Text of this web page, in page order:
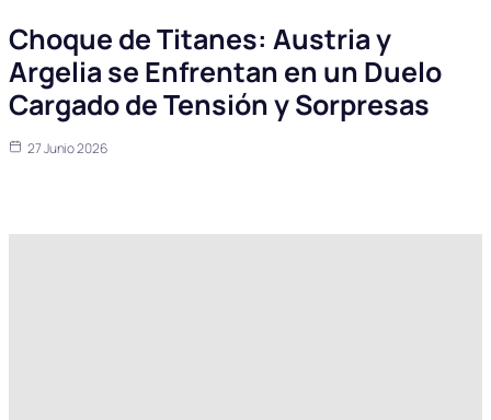
Choque de Titanes: Austria y
Argelia se Enfrentan en un Duelo
Cargado de Tensión y Sorpresas
27 Junio 2026